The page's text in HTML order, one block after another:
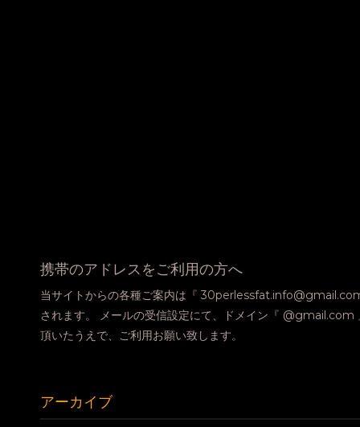
携帯のアドレスをご利用の方へ
当サイトからの各種ご案内は『
されます。 メールの受信設定にて、ドメイン『 @gmail.com
頂いたうえで、ご利用お願い致します。
アーカイブ